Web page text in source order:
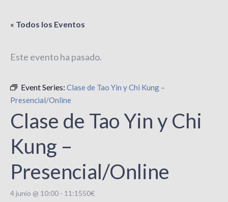
« Todos los Eventos
Este evento ha pasado.
Event Series: Clase de Tao Yin y Chi Kung –
Presencial/Online
Clase de Tao Yin y Chi
Kung –
Presencial/Online
4 junio @ 10:00 - 11:1550€